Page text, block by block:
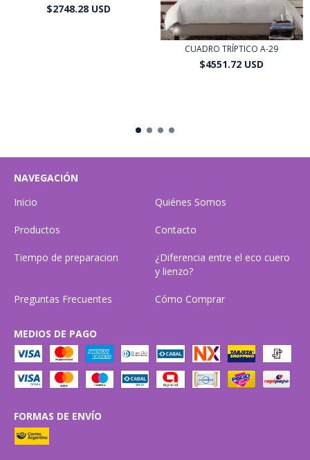
$2748.28 USD
CUADRO TRÍPTICO A-29
$4551.72 USD
NAVEGACIÓN
Inicio
Quiénes Somos
Productos Contacto
Tiempo de preparacion
¿Diferencia entre el eco cuero
y lienzo?
Preguntas Frecuentes Cómo Comprar
MEDIOS DE PAGO
FORMAS DE ENVÍO